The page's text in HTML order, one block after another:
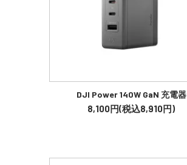
DJI Power 140W GaN 充電器
8,100円(税込8,910円)